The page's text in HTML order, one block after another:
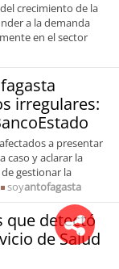
crecimiento de la
a la demanda
en el sector
irregulares:
a presentar
caso y aclarar la
gestionar la
soyantofagasta
que detectó
de Salud